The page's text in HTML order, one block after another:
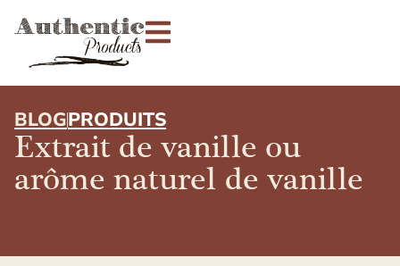
BLOGPRODUITS
Extrait de vanille ou
arôme naturel de vanille